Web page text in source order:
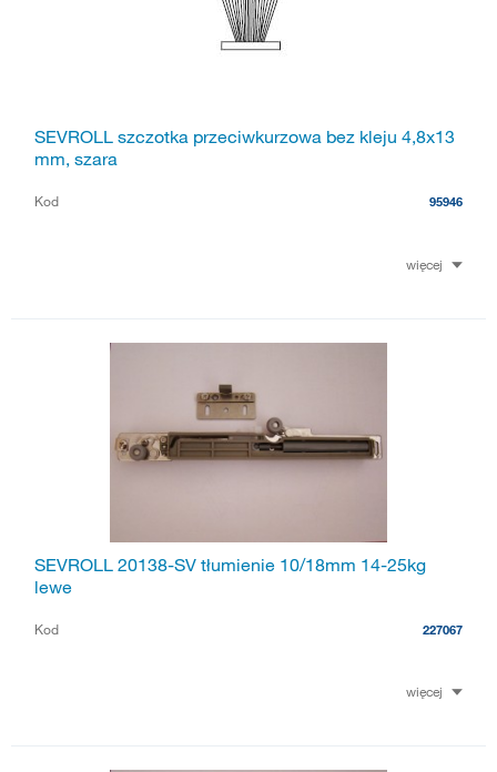
SEVROLL szczotka przeciwkurzowa bez kleju 4,8x13
mm, szara
Kod 95946
więcej
SEVROLL 20138-SV tłumienie 10/18mm 14-25kg
lewe
Kod 227067
więcej